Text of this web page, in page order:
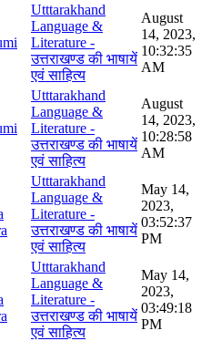
Utttarakhand
Language &
Literature -
उत्तराखण्ड की भाषायें
एवं साहित्य
August
14, 2023,
10:32:35
AM
Utttarakhand
Language &
Literature -
उत्तराखण्ड की भाषायें
एवं साहित्य
August
14, 2023,
10:28:58
AM
Utttarakhand
Language &
Literature -
उत्तराखण्ड की भाषायें
एवं साहित्य
May 14,
2023,
03:52:37
PM
Utttarakhand
Language &
Literature -
उत्तराखण्ड की भाषायें
एवं साहित्य
May 14,
2023,
03:49:18
PM